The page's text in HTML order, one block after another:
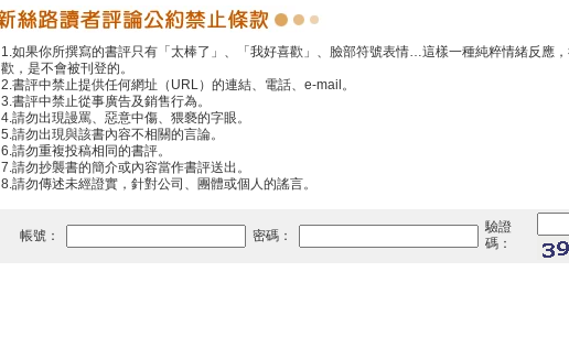
1.如果你所撰寫的書評只有「太棒了」、「我好喜歡」、臉部符號表情…這樣一種純粹情緒反應
歡，是不會被刊登的。
2.書評中禁止提供任何網址（URL）的連結、電話、e-mail。
3.書評中禁止從事廣告及銷售行為。
4.請勿出現謾罵、惡意中傷、猥褻的字眼。
5.請勿出現與該書內容不相關的言論。
6.請勿重複投稿相同的書評。
7.請勿抄襲書的簡介或內容當作書評送出。
8.請勿傳述未經證實，針對公司、團體或個人的謠言。
帳號： 密碼：
驗證
碼：